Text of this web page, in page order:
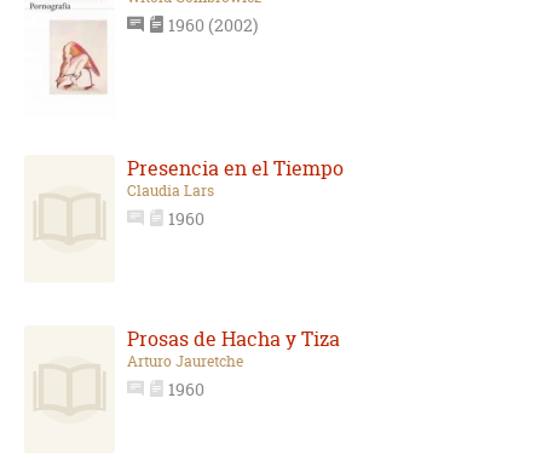
1960 (2002)
Presencia en el Tiempo
Claudia Lars
1960
Prosas de Hacha y Tiza
Arturo Jauretche
1960